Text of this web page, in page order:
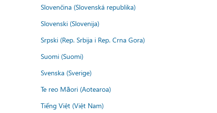
Slovenčina (Slovenská republika)
Slovenski (Slovenija)
Srpski (Rep. Srbija i Rep. Crna Gora)
Suomi (Suomi)
Svenska (Sverige)
Te reo Māori (Aotearoa)
Tiếng Việt (Việt Nam)